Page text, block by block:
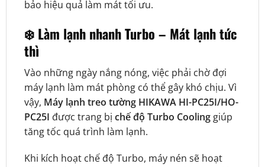
bảo hiệu quả làm mát tối ưu.
❄️ Làm lạnh nhanh Turbo – Mát lạnh tức
thì
Vào những ngày nắng nóng, việc phải chờ đợi
máy lạnh làm mát phòng có thể gây khó chịu. Vì
vậy, Máy lạnh treo tường HIKAWA HI-PC25I/HO-
PC25I được trang bị chế độ Turbo Coolinggiúp
tăng tốc quá trình làm lạnh.
Khi kích hoạt chế độ Turbo, máy nén sẽ hoạt